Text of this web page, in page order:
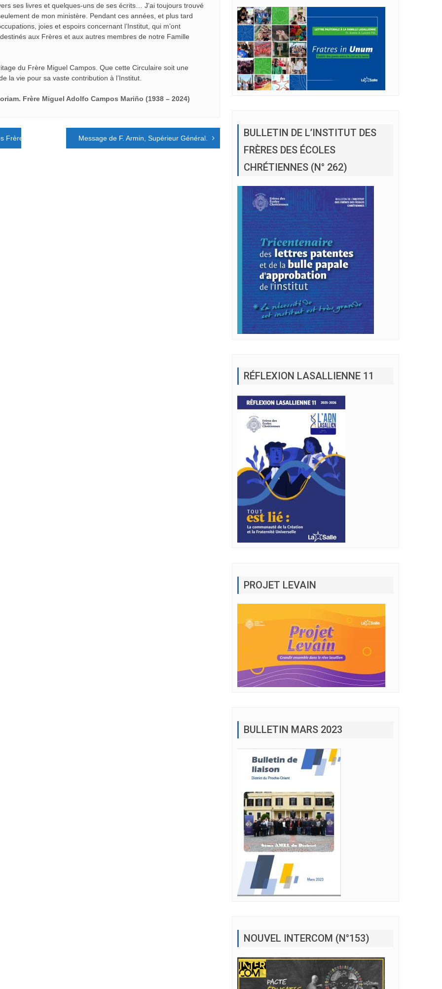
ses livres et quelques-uns de ses écrits… J’ai toujours trouvé
de mon ministère. Pendant ces années, et plus tard
joies et espoirs concernant l’Institut, qui m’ont
aux Frères et aux autres membres de notre Famille
du Frère Miguel Campos. Que cette Circulaire soit une
la vie pour sa vaste contribution à l’Institut.
Frère Miguel Adolfo Campos Mariño (1938 – 2024)
Frères des Écoles ChrétiennesMessage de F. Armin, Supérieur Général.
BULLETIN DE L’INSTITUT DES
FRÈRES DES ÉCOLES
CHRÉTIENNES (N° 262)
RÉFLEXION LASALLIENNE 11
PROJET LEVAIN
BULLETIN MARS 2023
NOUVEL INTERCOM (N°153)